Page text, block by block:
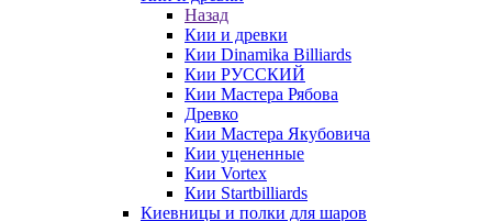
Назад
Кии и древки
Кии Dinamika Billiards
Кии РУССКИЙ
Кии Мастера Рябова
Древко
Кии Мастера Якубовича
Кии уцененные
Кии Vortex
Кии Startbilliards
Киевницы и полки для шаров